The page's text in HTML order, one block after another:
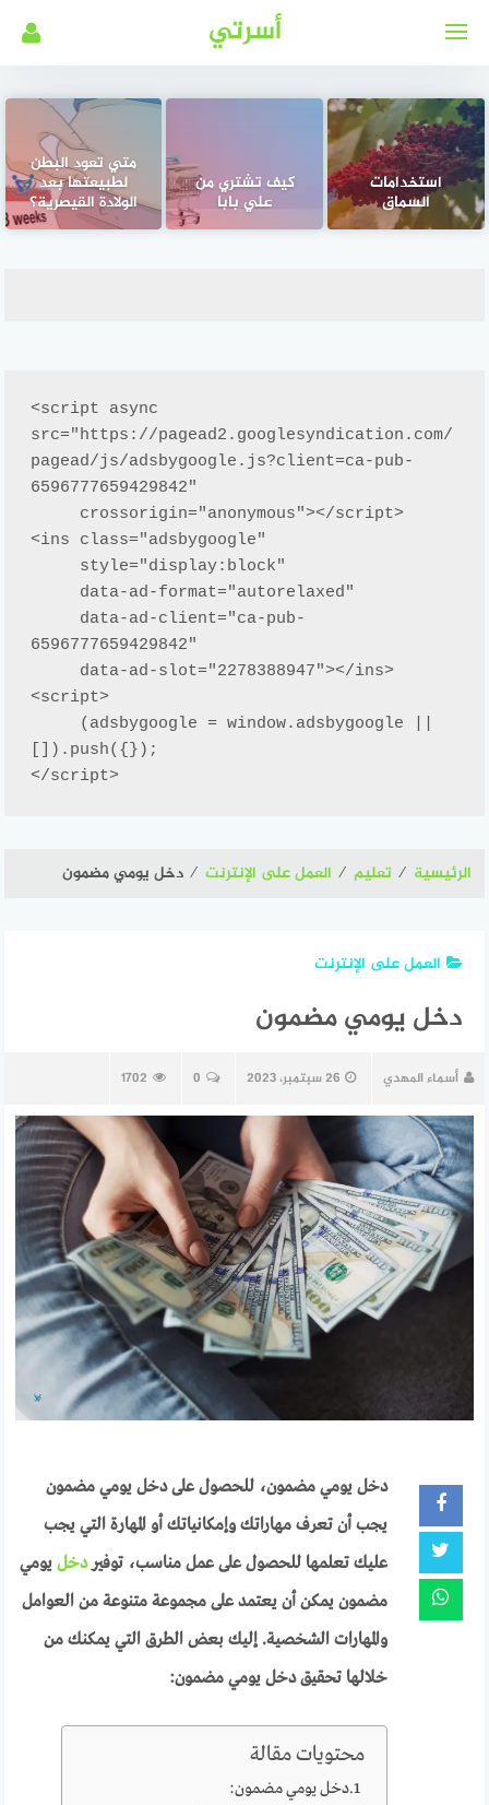
أسرتي
استخدامات
السماق
كيف تشتري من
علي بابا
متي تعود البطن
لطبيعتها بعد
الولادة القيصرية؟
<script async
src="https://pagead2.googlesyndication.com/
pagead/js/adsbygoogle.js?client=ca-pub-
6596777659429842"
<ins class="adsbygoogle"
6596777659429842"
<script>
[]).push({});
</script>
الرئيسية ⁄ تعليم ⁄ العمل على الإنترنت ⁄ دخل يومي مضمون
العمل على الإنترنت
دخل يومي مضمون
أسماء المهدي 26 سبتمبر، 2023 0
1702
دخل يومي مضمون، للحصول على دخل يومي مضمون
يجب أن تعرف مهاراتك وإمكانياتك أو المهارة التي يجب
عليك تعلمها للحصول على عمل مناسب، توفيردخل يومي
مضمون يمكن أن يعتمد على مجموعة متنوعة من العوامل
والمهارات الشخصية. إليك بعض الطرق التي يمكنك من
خلالها تحقيق دخل يومي مضمون:
محتويات مقالة
دخل يومي مضمون: